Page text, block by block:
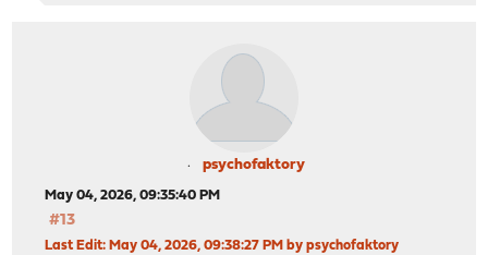
psychofaktory
May 04, 2026, 09:35:40 PM
#13
Last Edit: May 04, 2026, 09:38:27 PM by psychofaktory